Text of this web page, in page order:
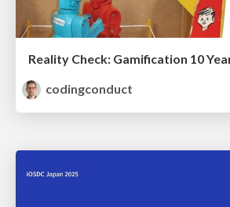
Reality Check: Gamification 10
codingconduct